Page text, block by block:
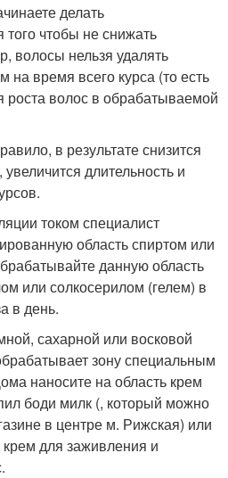
делать
чтобы не снижать
волосы нельзя удалять
на время всего курса (то есть
роста волос в обрабатываемой
в результате снизится
длительность и
током специалист
область спиртом или
данную область
или солкосерилом (гелем) в
в день.
сахарной или восковой
зону специальным
наносите на область крем
боди милк (, который можно
в центре м. Рижская) или
для заживления и